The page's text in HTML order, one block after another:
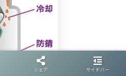
シェア サイドバー